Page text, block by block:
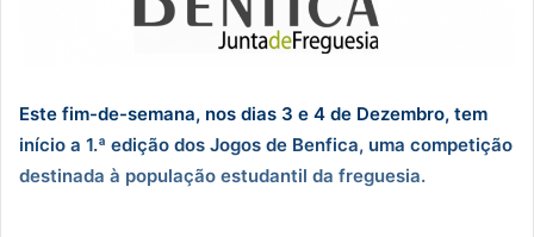
Este fim-de-semana, nos dias 3 e 4 de Dezembro, tem
início a 1.ª edição dos Jogos de Benfica, uma competição
destinada à população estudantil da freguesia.